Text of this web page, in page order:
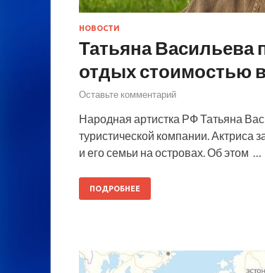
НОВОСТИ
Татьяна Васильева
отдых стоимостью
Оставьте комментарий
Народная артистка РФ Татьяна
туристической компании. Актриса
и его семьи на островах. Об этом …
ПОДРОБНЕЕ